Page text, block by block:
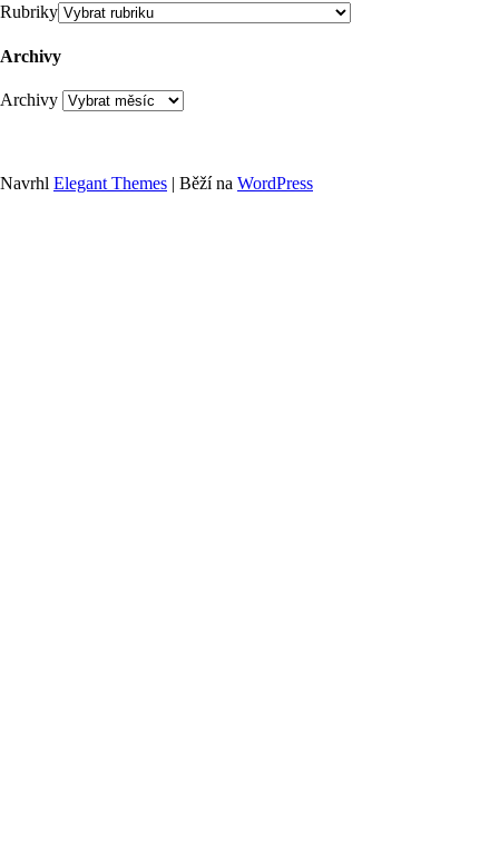
Rubriky
Archivy
Archivy
Navrhl Elegant Themes | Běží na WordPress